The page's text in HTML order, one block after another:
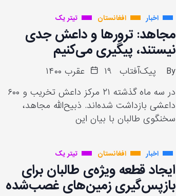
اخبار افغانستان تیتر یک
مجاهد: ترورها و داعش جدی
نیستند، پیگیری می‌کنیم
By پیک‌آفتاب ۱۹ عقرب ۱۴۰۰
در سه ماه گذشته ۲۱ مرکز داعش تخریب و ۶۰۰
داعشی بازداشت شده‌اند. ذبیح‌الله مجاهد،
سخنگوی طالبان با بیان این
اخبار افغانستان تیتر یک
ایجاد قطعه ویژه‌ی طالبان برای
بازپس‌گیری زمین‌های غصب‌شده